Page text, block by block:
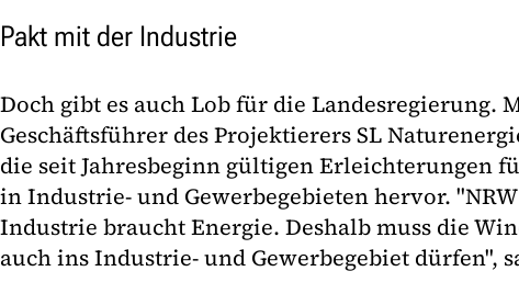
Pakt mit der Industrie
Doch gibt es auch Lob für die Landesregierung.
Geschäftsführer des Projektierers SL
die seit Jahresbeginn gültigen Erleichterungen
in Industrie- und Gewerbegebieten hervor.
Industrie braucht Energie. Deshalb muss die
auch ins Industrie- und Gewerbegebiet dürfen",